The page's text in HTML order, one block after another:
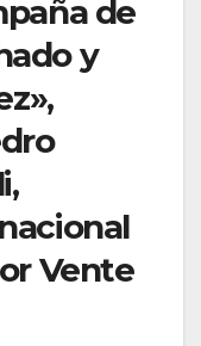
de
y
Vente